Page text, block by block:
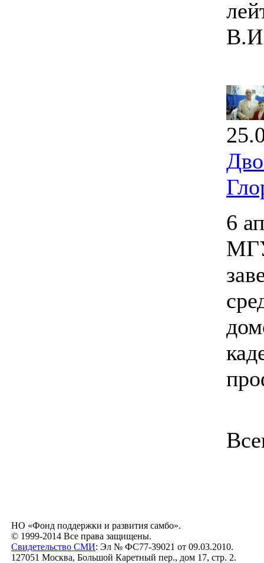
6
НО «Фонд поддержки и развития самбо».
© 1999-2014 Все права защищены.
Свидетельство СМИ: Эл № ФС77-39021 от 09.03.2010.
127051 Москва, Большой Каретный пер., дом 17, стр. 2.